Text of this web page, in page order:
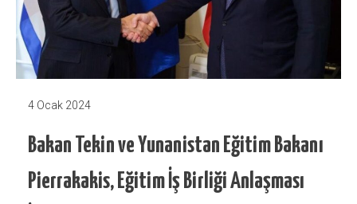
4 Ocak 2024
Bakan Tekin ve Yunanistan Eğitim Bakanı
Pierrakakis, Eğitim İş Birliği Anlaşması